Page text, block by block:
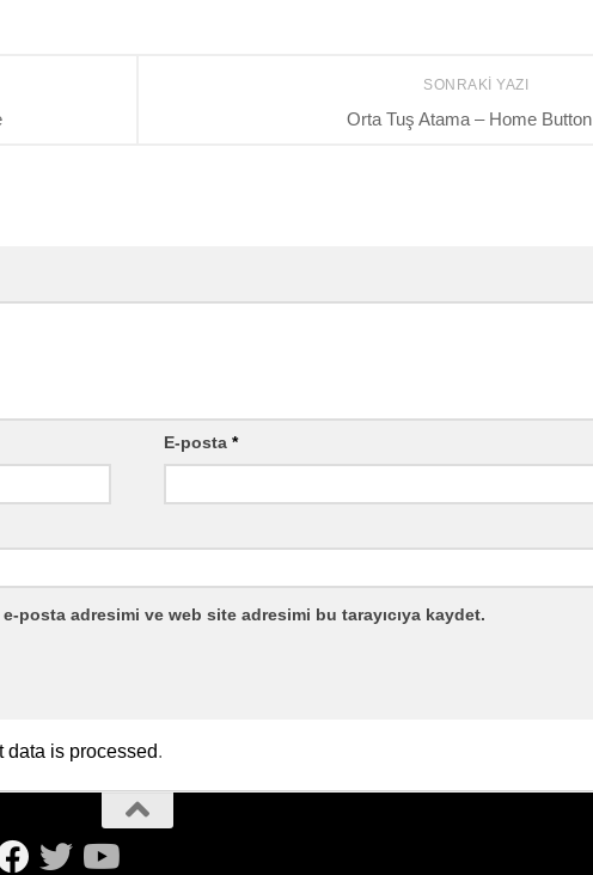
SONRAKI YAZI
Orta Tuş Atama – Home Button
E-posta *
posta adresimi ve web site adresimi bu tarayıcıya kaydet.
data is processed.